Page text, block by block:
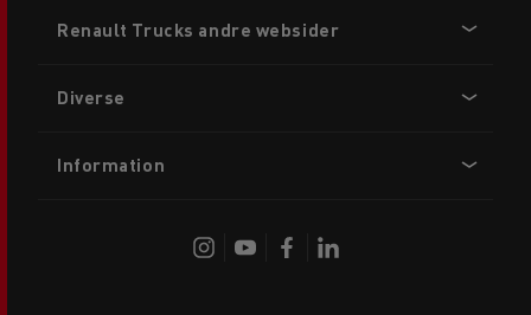
menu
Renault Trucks andre websider
Diverse
Information